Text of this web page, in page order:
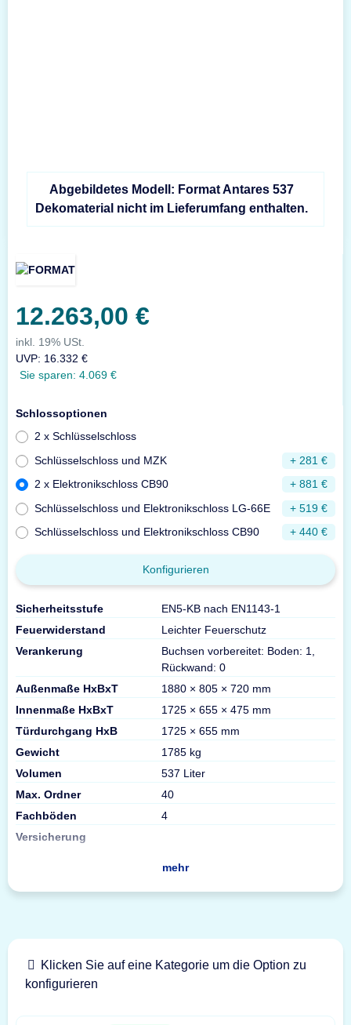
Abgebildetes Modell: Format Antares 537
Dekomaterial nicht im Lieferumfang enthalten.
12.263,00 €
inkl. 19% USt.
UVP: 16.332 €
Sie sparen: 4.069 €
Schlossoptionen
2 x Schlüsselschloss
Schlüsselschloss und MZK
+ 281 €
2 x Elektronikschloss CB90
+ 881 €
Schlüsselschloss und Elektronikschloss LG-66E
+ 519 €
Schlüsselschloss und Elektronikschloss CB90
+ 440 €
Konfigurieren
Sicherheitsstufe
EN5-KB nach EN1143-1
Feuerwiderstand
Leichter Feuerschutz
Verankerung
Buchsen vorbereitet: Boden: 1,
Rückwand: 0
Außenmaße HxBxT
1880 × 805 × 720 mm
Innenmaße HxBxT
1725 × 655 × 475 mm
Türdurchgang HxB
1725 × 655 mm
Gewicht
1785 kg
Volumen
537 Liter
Max. Ordner
40
Fachböden
4
Versicherung
mehr
Klicken Sie auf eine Kategorie um die Option zu
konfigurieren